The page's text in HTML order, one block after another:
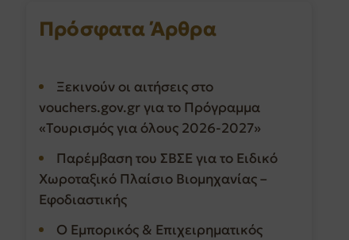
Πρόσφατα Άρθρα
Ξεκινούν οι αιτήσεις στο
vouchers.gov.gr για το Πρόγραμμα
«Τουρισμός για όλους 2026-2027»
Παρέμβαση του ΣΒΣΕ για το Ειδικό
Χωροταξικό Πλαίσιο Βιομηχανίας –
Εφοδιαστικής
Ο Εμπορικός & Επιχειρηματικός